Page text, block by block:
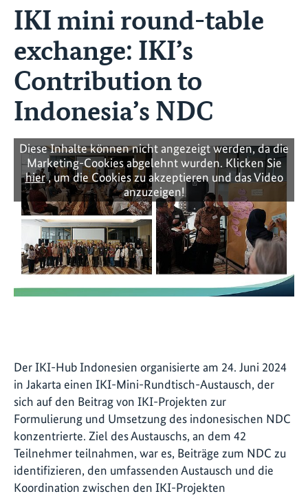
IKI mini round-table
exchange: IKI’s
Contribution to
Indonesia’s NDC
Diese Inhalte können nicht angezeigt werden, da die
Marketing-Cookies abgelehnt wurden. Klicken Sie
hier, um die Cookies zu akzeptieren und das Video
anzuzeigen!
Der IKI-Hub Indonesien organisierte am 24. Juni 2024
in Jakarta einen IKI-Mini-Rundtisch-Austausch, der
sich auf den Beitrag von IKI-Projekten zur
Formulierung und Umsetzung des indonesischen NDC
konzentrierte. Ziel des Austauschs, an dem 42
Teilnehmer teilnahmen, war es, Beiträge zum NDC zu
identifizieren, den umfassenden Austausch und die
Koordination zwischen den IKI-Projekten